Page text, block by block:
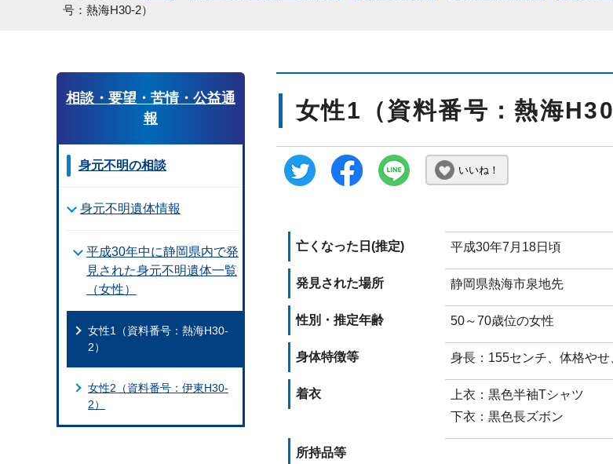
号：熱海H30-2）
女性1（資料番号：熱海
いいね！
亡くなった日(推定) 平成30年7月18日頃
発見された場所 静岡県熱海市泉地先
性別・推定年齢 50～70歳位の女性
身体特徴等 身長：155センチ、体格や
着衣
上衣：黒色半袖Tシャツ
下衣：黒色長ズボン
所持品等
相談・要望・苦情・公益通
報
身元不明の相談
身元不明遺体情報
平成30年中に静岡県内で発
見された身元不明遺体一覧
（女性）
女性1（資料番号：熱海H30-
2）
女性2（資料番号：伊東H30-
2）